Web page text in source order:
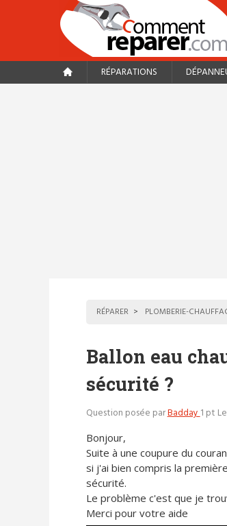
RÉPARATIONS
RÉPARER PLOMBERIE-
Ballon eau
sécurité ?
Question posée parBadday1 pt
Bonjour,
Suite à une coupure du
si j'ai bien compris la
sécurité.
Le problème c'est que je
Merci pour votre aide